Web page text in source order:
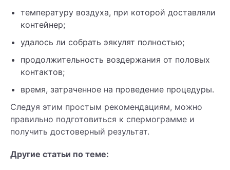
температуру воздуха, при которой доставляли
контейнер;
удалось ли собрать эякулят полностью;
продолжительность воздержания от половых
контактов;
время, затраченное на проведение процедуры.
Следуя этим простым рекомендациям, можно
правильно подготовиться к спермограмме и
получить достоверный результат.
Другие статьи по теме: